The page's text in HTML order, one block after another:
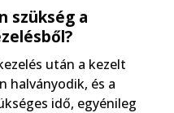
szükség a
után a kezelt
halványodik, és a
idő, egyénileg